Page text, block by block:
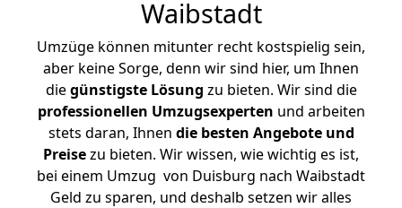
Waibstadt
Umzüge können mitunter recht kostspielig sein,
aber keine Sorge, denn wir sind hier, um Ihnen
diegünstigste Lösung zu bieten. Wir sind die
professionellen Umzugsexperten und arbeiten
stets daran, Ihnen die besten Angebote und
Preisezu bieten. Wir wissen, wie wichtig es ist,
bei einem Umzug von Duisburg nach Waibstadt
Geld zu sparen, und deshalb setzen wir alles